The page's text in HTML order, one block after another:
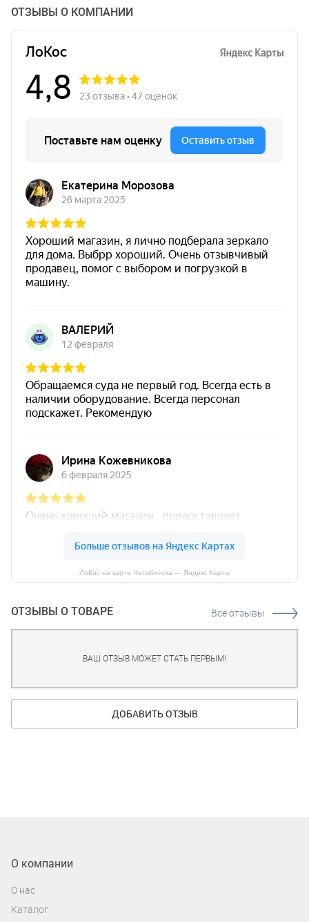
ОТЗЫВЫ О КОМПАНИИ
ЛоКос на карте Челябинска — Яндекс Карты
ОТЗЫВЫ О ТОВАРЕ Все отзывы
ВАШ ОТЗЫВ МОЖЕТ СТАТЬ ПЕРВЫМ!
ДОБАВИТЬ ОТЗЫВ
О компании
О нас
Каталог